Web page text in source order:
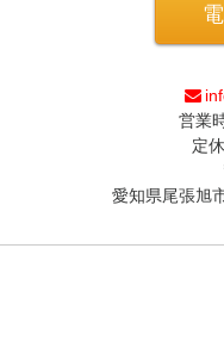
営業
定
愛知県尾張旭